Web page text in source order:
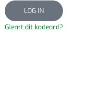
LOG IN
Glemt dit kodeord?